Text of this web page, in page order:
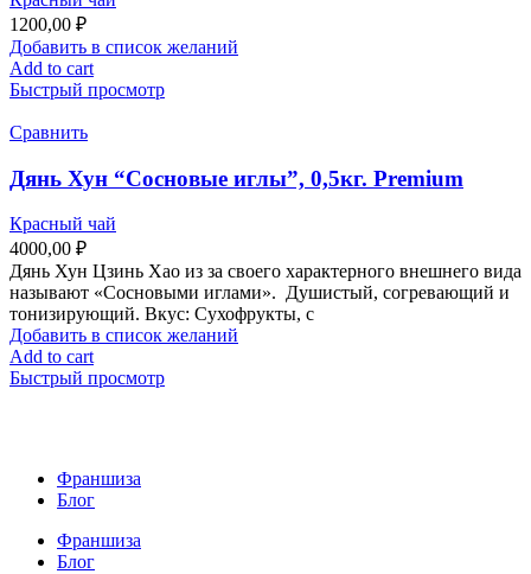
1200,00 ₽
Добавить в список желаний
Add to cart
Быстрый просмотр
Сравнить
Дянь Хун “Сосновые иглы”, 0,5кг. Premium
Красный чай
4000,00 ₽
Дянь Хун Цзинь Хао из за своего характерного внешнего вида
называют «Сосновыми иглами». Душистый, согревающий и
тонизирующий. Вкус: Сухофрукты, с
Добавить в список желаний
Add to cart
Быстрый просмотр
Франшиза
Блог
Франшиза
Блог